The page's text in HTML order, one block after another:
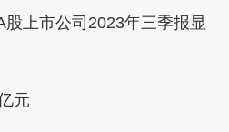
上市公司2023年三季报显
元